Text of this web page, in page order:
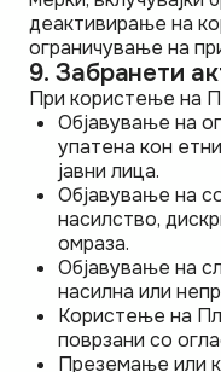
деактивирање на
ограничување на
9. Забранети
При користење на
Објавување на
упатена кон
јавни лица.
Објавување на
насилство,
омраза.
Објавување на
насилна или
Користење на
поврзани со
Преземање или